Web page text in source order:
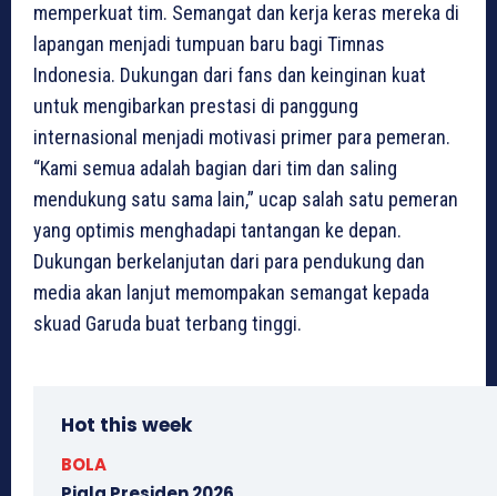
memperkuat tim. Semangat dan kerja keras mereka di
lapangan menjadi tumpuan baru bagi Timnas
Indonesia. Dukungan dari fans dan keinginan kuat
untuk mengibarkan prestasi di panggung
internasional menjadi motivasi primer para pemeran.
“Kami semua adalah bagian dari tim dan saling
mendukung satu sama lain,” ucap salah satu pemeran
yang optimis menghadapi tantangan ke depan.
Dukungan berkelanjutan dari para pendukung dan
media akan lanjut memompakan semangat kepada
skuad Garuda buat terbang tinggi.
Hot this week
BOLA